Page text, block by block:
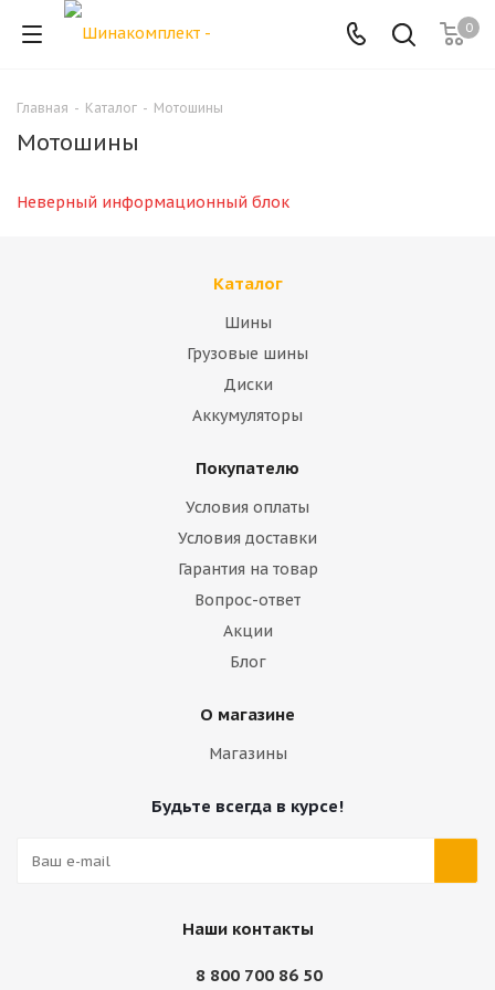
0
Главная - Каталог - Мотошины
Мотошины
Неверный информационный блок
Каталог
Шины
Грузовые шины
Диски
Аккумуляторы
Покупателю
Условия оплаты
Условия доставки
Гарантия на товар
Вопрос-ответ
Акции
Блог
О магазине
Магазины
Будьте всегда в курсе!
Наши контакты
8 800 700 86 50